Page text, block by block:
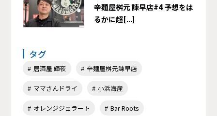
辛麺屋桝元 諫早店#4 予想をは
るかに超[...]
タグ
居酒屋 輝夜 辛麺屋桝元諫早店
ママさんドライ 小浜海産
オレンジジェラート Bar Roots